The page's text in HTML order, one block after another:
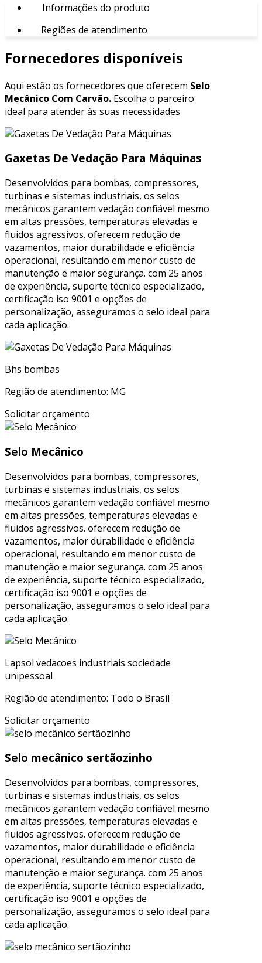
Informações do produto
Regiões de atendimento
Fornecedores disponíveis
Aqui estão os fornecedores que oferecem Selo
Mecânico Com Carvão. Escolha o parceiro
ideal para atender às suas necessidades
Gaxetas De Vedação Para Máquinas
Desenvolvidos para bombas, compressores,
turbinas e sistemas industriais, os selos
mecânicos garantem vedação confiável mesmo
em altas pressões, temperaturas elevadas e
fluidos agressivos. oferecem redução de
vazamentos, maior durabilidade e eficiência
operacional, resultando em menor custo de
manutenção e maior segurança. com 25 anos
de experiência, suporte técnico especializado,
certificação iso 9001 e opções de
personalização, asseguramos o selo ideal para
cada aplicação.
Bhs bombas
Região de atendimento: MG
Solicitar orçamento
Selo Mecânico
Desenvolvidos para bombas, compressores,
turbinas e sistemas industriais, os selos
mecânicos garantem vedação confiável mesmo
em altas pressões, temperaturas elevadas e
fluidos agressivos. oferecem redução de
vazamentos, maior durabilidade e eficiência
operacional, resultando em menor custo de
manutenção e maior segurança. com 25 anos
de experiência, suporte técnico especializado,
certificação iso 9001 e opções de
personalização, asseguramos o selo ideal para
cada aplicação.
Lapsol vedacoes industriais sociedade
unipessoal
Região de atendimento: Todo o Brasil
Solicitar orçamento
Selo mecânico sertãozinho
Desenvolvidos para bombas, compressores,
turbinas e sistemas industriais, os selos
mecânicos garantem vedação confiável mesmo
em altas pressões, temperaturas elevadas e
fluidos agressivos. oferecem redução de
vazamentos, maior durabilidade e eficiência
operacional, resultando em menor custo de
manutenção e maior segurança. com 25 anos
de experiência, suporte técnico especializado,
certificação iso 9001 e opções de
personalização, asseguramos o selo ideal para
cada aplicação.